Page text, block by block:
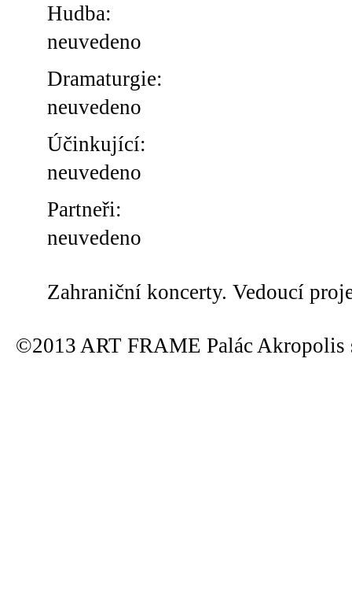
Hudba:
neuvedeno
Dramaturgie:
neuvedeno
Účinkující:
neuvedeno
Partneři:
neuvedeno
Zahraniční koncerty. Vedoucí
©2013 ART FRAME Palác Akropolis